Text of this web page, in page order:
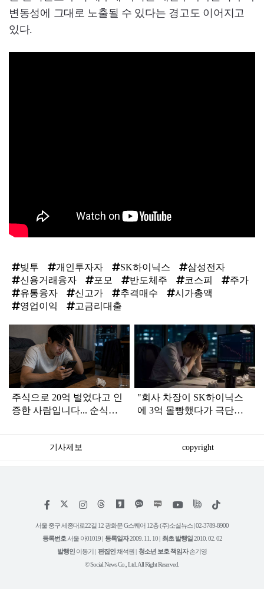
변동성에 그대로 노출될 수 있다는 경고도 이어지고
있다.
빚투 개인투자자 SK하이닉스
삼성전자
신용거래융자
포모 반도체주 코스피
주가
유통융자
신고가 추격매수
시가총액
영업이익
고금리대출
라
인
주식으로 20억 벌었다고 인
증한 사람입니다... 순식간
"회사 차장이 SK하이닉스
에 3억 몰빵했다가 극단선
기사제보 copyright
페
스
인
타
램
위
트
유
튜
틱
서울 중구 세종대로22길 12 광화문 G스퀘어 12층 (주)소셜뉴스 | 02-3789-8900
등록번호 서울 아01019 | 등록일자2009. 11. 10 | 최초 발행일 2010. 02. 02
발행인 이동기 | 편집인 채석원 | 청소년 보호 책임자손기영
© Social News Co., Ltd. All Right Reserved.